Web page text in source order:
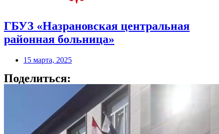
ГБУЗ «Назрановская центральная
районная больница»
15 марта, 2025
Поделиться: